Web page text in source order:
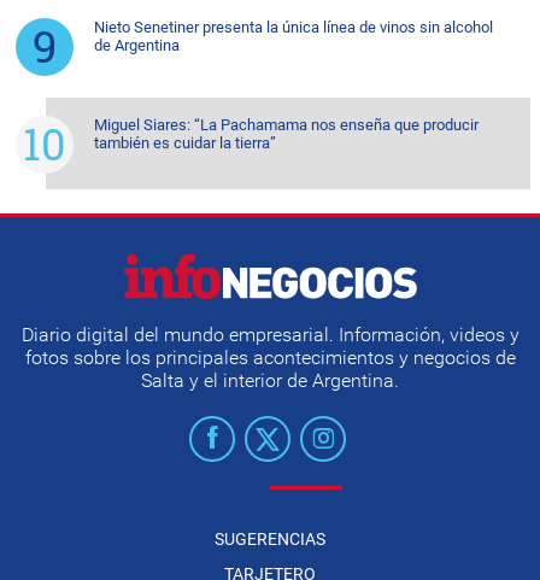
Nieto Senetiner presenta la única línea de vinos sin alcohol
de Argentina
Miguel Siares: “La Pachamama nos enseña que producir
también es cuidar la tierra”
Diario digital del mundo empresarial. Información, videos y
fotos sobre los principales acontecimientos y negocios de
Salta y el interior de Argentina.
SUGERENCIAS
TARJETERO